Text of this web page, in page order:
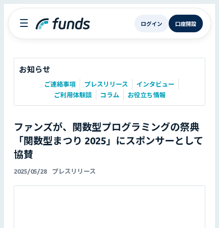
ログイン 口座開設
お知らせ
ご連絡事項 プレスリリース
インタビュー
ご利用体験談
コラム お役立ち情報
ファンズが、関数型プログラミングの祭典
「関数型まつり 2025」にスポンサーとして
協賛
2025/05/28 プレスリリース